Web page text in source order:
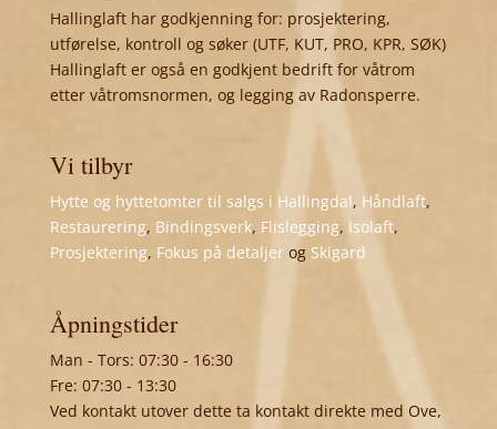
Hallinglaft har godkjenning for: prosjektering,
utførelse, kontroll og søker (UTF, KUT, PRO, KPR, SØK)
Hallinglaft er også en godkjent bedrift for våtrom
etter våtromsnormen, og legging av Radonsperre.
Vi tilbyr
Hytte og hyttetomter til salgs i Hallingdal, Håndlaft,
Restaurering, Bindingsverk, Flislegging, Isolaft,
Prosjektering, Fokus på detaljerog Skigard
Åpningstider
Man - Tors: 07:30 - 16:30
Fre: 07:30 - 13:30
Ved kontakt utover dette ta kontakt direkte med Ove,